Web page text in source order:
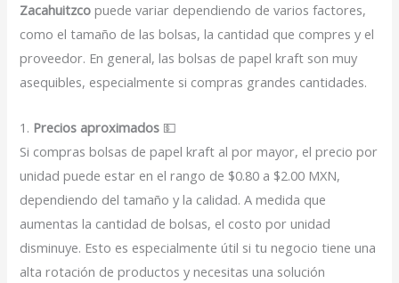
Zacahuitzco puede variar dependiendo de varios factores,
como el tamaño de las bolsas, la cantidad que compres y el
proveedor. En general, las bolsas de papel kraft son muy
asequibles, especialmente si compras grandes cantidades.
1. Precios aproximados 💵
Si compras bolsas de papel kraft al por mayor, el precio por
unidad puede estar en el rango de $0.80 a $2.00 MXN,
dependiendo del tamaño y la calidad. A medida que
aumentas la cantidad de bolsas, el costo por unidad
disminuye. Esto es especialmente útil si tu negocio tiene una
alta rotación de productos y necesitas una solución